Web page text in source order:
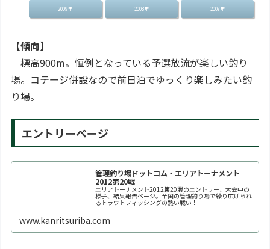
2009年 2008年 2007年
【傾向】
標高900m。恒例となっている予選放流が楽しい釣り
場。コテージ併設なので前日泊でゆっくり楽しみたい釣
り場。
エントリーページ
管理釣り場ドットコム・エリアトーナメント
2012第20戦
エリアトーナメント2012第20戦のエントリー、大会中の
様子、結果報告ページ。全国の管理釣り場で繰り広げられ
るトラウトフィッシングの熱い戦い！
www.kanritsuriba.com